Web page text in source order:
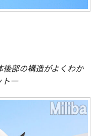
部の構造がよくわか
ト―